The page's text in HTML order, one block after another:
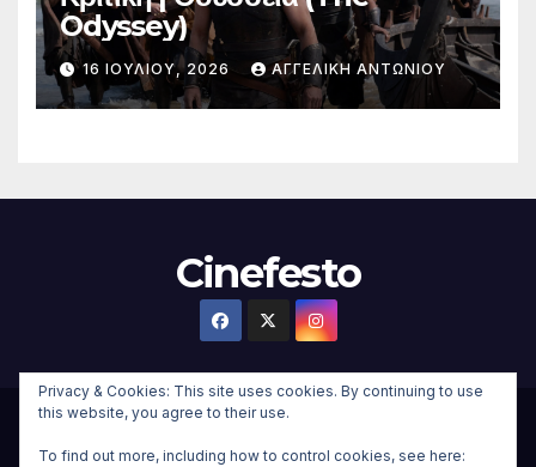
Odyssey)
16 ΙΟΥΛΊΟΥ, 2026 ΑΓΓΕΛΙΚΉ ΑΝΤΩΝΊΟΥ
Cinefesto
Privacy & Cookies: This site uses cookies. By continuing to use
this website, you agree to their use.
To find out more, including how to control cookies, see here: